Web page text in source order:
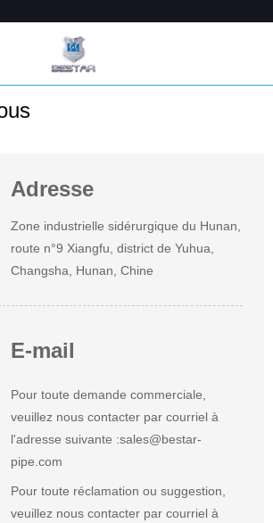
Adresse
Zone industrielle sidérurgique du Hunan,
route n°9 Xiangfu, district de Yuhua,
Changsha, Hunan, Chine
E-mail
Pour toute demande commerciale,
veuillez nous contacter par courriel à
l'adresse suivante :sales@bestar-
pipe.com
Pour toute réclamation ou suggestion,
veuillez nous contacter par courriel à